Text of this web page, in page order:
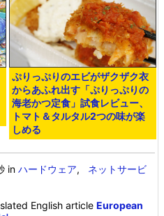
ぷりっぷりのエビがザクザク衣
からあふれ出す「ぷりっぷりの
海老かつ定食」試食レビュー、
トマト＆タルタル2つの味が楽
しめる